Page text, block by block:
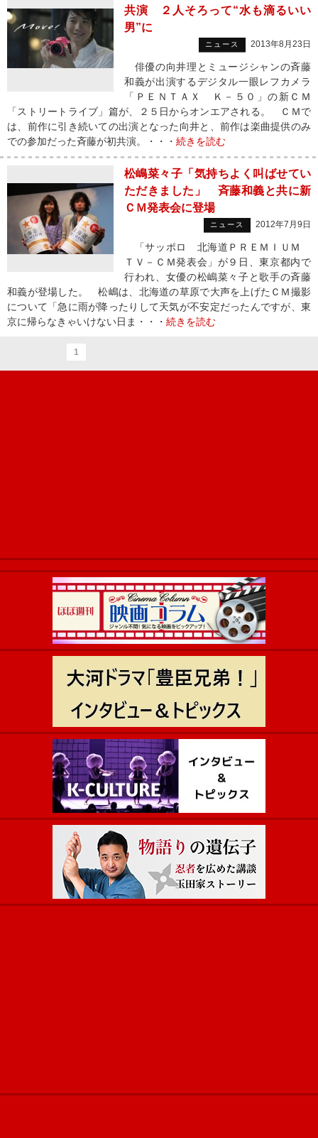
共演 ２人そろって“水も滴るいい
男”に
ニュース 2013年8月23日
俳優の向井理とミュージシャンの斉藤
和義が出演するデジタル一眼レフカメラ
「ＰＥＮＴＡＸ Ｋ－５０」の新ＣＭ
「ストリートライブ」篇が、２５日からオンエアされる。 ＣＭで
は、前作に引き続いての出演となった向井と、前作は楽曲提供のみ
での参加だった斉藤が初共演。・・・ 続きを読む
松嶋菜々子「気持ちよく叫ばせてい
ただきました」 斉藤和義と共に新
ＣＭ発表会に登場
ニュース 2012年7月9日
「サッポロ 北海道ＰＲＥＭＩＵＭ
ＴＶ－ＣＭ発表会」が９日、東京都内で
行われ、女優の松嶋菜々子と歌手の斉藤
和義が登場した。 松嶋は、北海道の草原で大声を上げたＣＭ撮影
について「急に雨が降ったりして天気が不安定だったんですが、東
京に帰らなきゃいけない日ま・・・ 続きを読む
1